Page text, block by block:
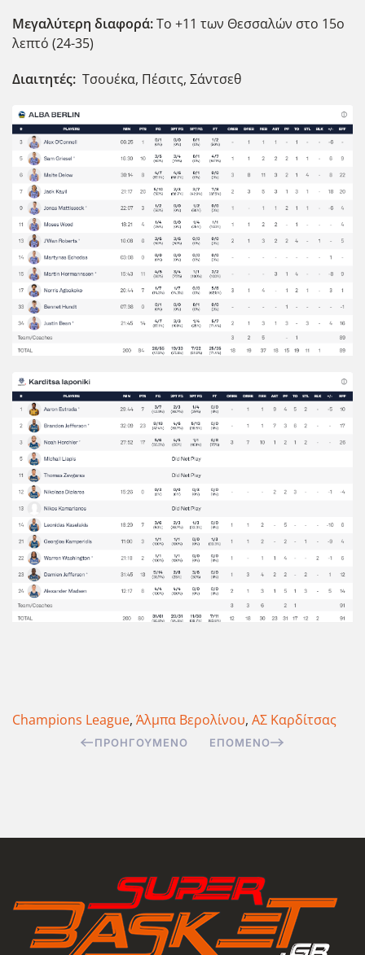
Μεγαλύτερη διαφορά:Το +11 των Θεσσαλών στο 15ο
λεπτό (24-35)
Διαιτητές: Τσουέκα, Πέσιτς, Σάντσεθ
Champions League, Άλμπα Βερολίνου, ΑΣ Καρδίτσας
ΠΡΟΗΓΟΎΜΕΝΟ ΕΠΌΜΕΝΟ